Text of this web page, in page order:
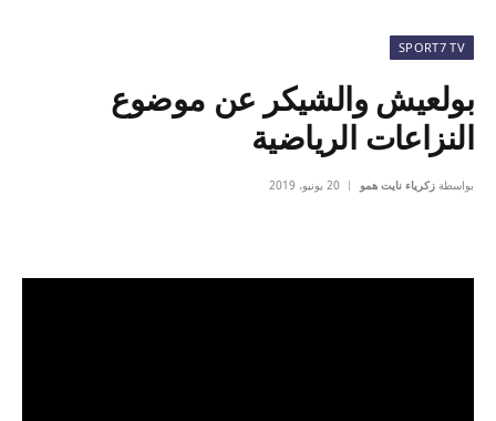
SPORT7 TV
بولعيش والشيكر عن موضوع
النزاعات الرياضية
بواسطة زكرياء نايت همو 20 يونيو، 2019